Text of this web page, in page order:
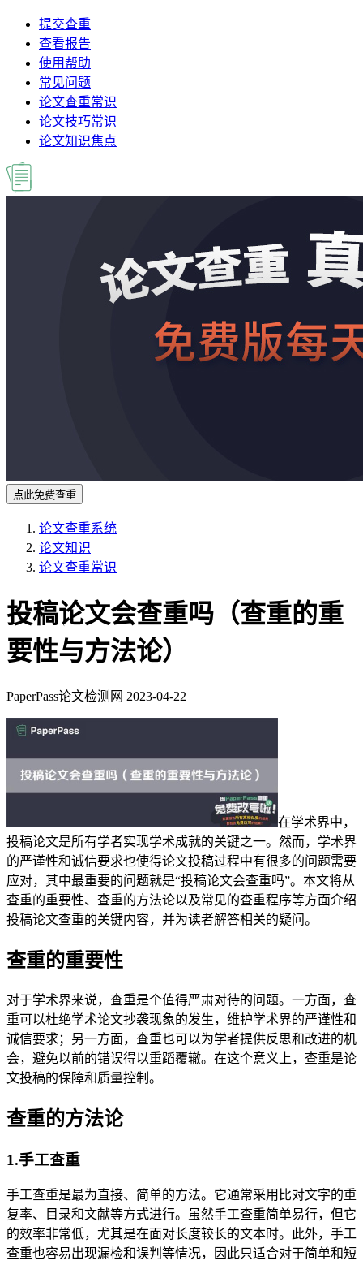
提交查重
查看报告
使用帮助
常见问题
论文查重常识
论文技巧常识
论文知识焦点
点此免费查重
论文查重系统
论文知识
论文查重常识
投稿论文会查重吗（查重的重
要性与方法论）
PaperPass论文检测网 2023-04-22
在学术界中，
投稿论文是所有学者实现学术成就的关键之一。然而，学术界
的严谨性和诚信要求也使得论文投稿过程中有很多的问题需要
应对，其中最重要的问题就是“投稿论文会查重吗”。本文将从
查重的重要性、查重的方法论以及常见的查重程序等方面介绍
投稿论文查重的关键内容，并为读者解答相关的疑问。
查重的重要性
对于学术界来说，查重是个值得严肃对待的问题。一方面，查
重可以杜绝学术论文抄袭现象的发生，维护学术界的严谨性和
诚信要求；另一方面，查重也可以为学者提供反思和改进的机
会，避免以前的错误得以重蹈覆辙。在这个意义上，查重是论
文投稿的保障和质量控制。
查重的方法论
1.手工查重
手工查重是最为直接、简单的方法。它通常采用比对文字的重
复率、目录和文献等方式进行。虽然手工查重简单易行，但它
的效率非常低，尤其是在面对长度较长的文本时。此外，手工
查重也容易出现漏检和误判等情况，因此只适合对于简单和短